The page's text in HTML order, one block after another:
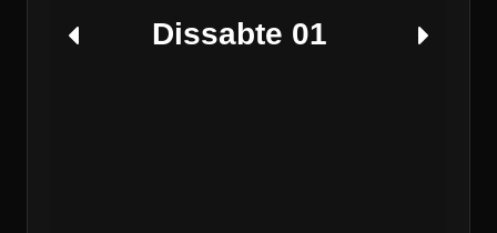
Dissabte 01